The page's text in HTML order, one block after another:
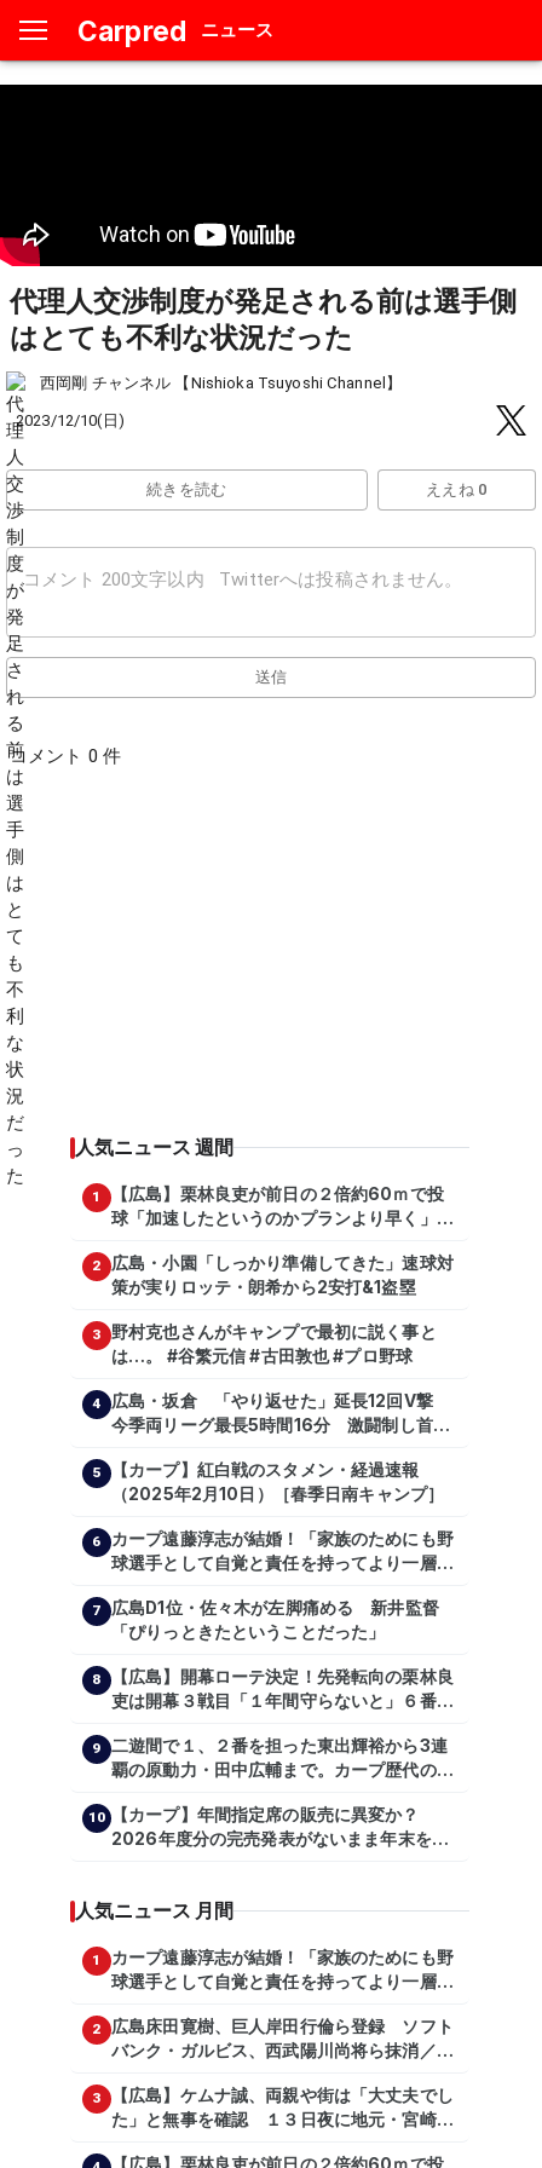
Carpred ニュース
代理人交渉制度が発足される前は選手側
はとても不利な状況だった
西岡剛 チャンネル 【Nishioka Tsuyoshi Channel】
2023/12/10(日)
続きを読む ええね 0
送信
コメント 0 件
人気ニュース 週間
1
【広島】栗林良吏が前日の２倍約60ｍで投
球「加速したというのかプランより早く」自
2
広島・小園「しっかり準備してきた」速球対
策が実りロッテ・朗希から2安打&1盗塁
3
野村克也さんがキャンプで最初に説く事と
は…。 #谷繁元信 #古田敦也 #プロ野球
4
広島・坂倉 「やり返せた」延長12回V撃
今季両リーグ最長5時間16分 激闘制し首位
5
【カープ】紅白戦のスタメン・経過速報
（2025年2月10日）［春季日南キャンプ］
6
カープ遠藤淳志が結婚！「家族のためにも野
球選手として自覚と責任を持ってより一層頑
7
広島D1位・佐々木が左脚痛める 新井監督
「ぴりっときたということだった」
8
【広島】開幕ローテ決定！先発転向の栗林良
吏は開幕３戦目「１年間守らないと」６番手
9
二遊間で１、２番を担った東出輝裕から3連
覇の原動力・田中広輔まで。カープ歴代のシ
10
【カープ】年間指定席の販売に異変か？
2026年度分の完売発表がないまま年末を迎
人気ニュース 月間
1
カープ遠藤淳志が結婚！「家族のためにも野
球選手として自覚と責任を持ってより一層頑
2
広島床田寛樹、巨人岸田行倫ら登録 ソフト
バンク・ガルビス、西武陽川尚将ら抹消／２
3
【広島】ケムナ誠、両親や街は「大丈夫でし
た」と無事を確認 １３日夜に地元・宮崎県